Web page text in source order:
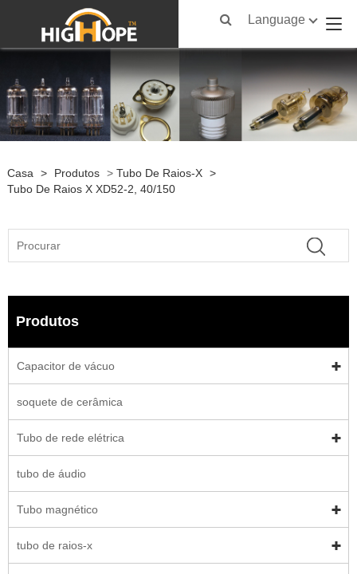
Language
Casa > Produtos > Tubo De Raios-X >
Tubo De Raios X XD52-2, 40/150
Produtos
Capacitor de vácuo
soquete de cerâmica
Tubo de rede elétrica
tubo de áudio
Tubo magnético
tubo de raios-x